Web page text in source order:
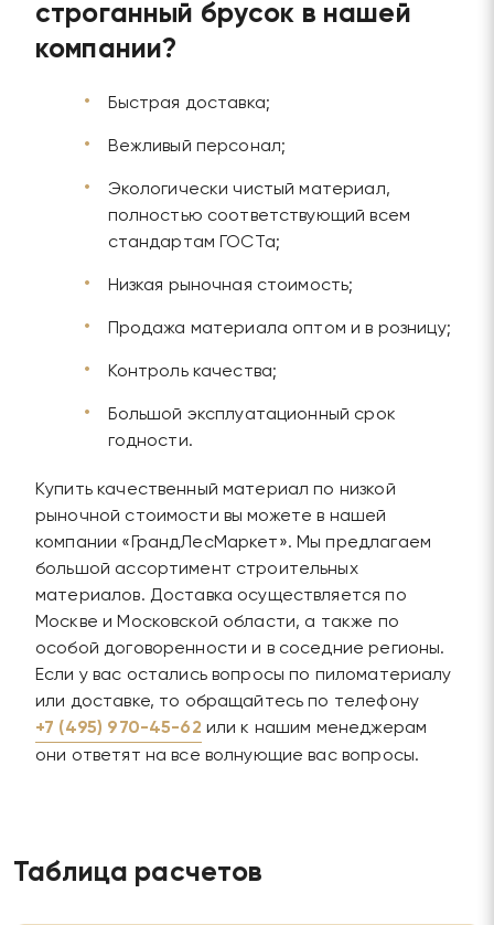
строганный брусок в нашей
компании?
Быстрая доставка;
Вежливый персонал;
Экологически чистый материал,
полностью соответствующий всем
стандартам ГОСТа;
Низкая рыночная стоимость;
Продажа материала оптом и в розницу;
Контроль качества;
Большой эксплуатационный срок
годности.
Купить качественный материал по низкой
рыночной стоимости вы можете в нашей
компании «ГрандЛесМаркет». Мы предлагаем
большой ассортимент строительных
материалов. Доставка осуществляется по
Москве и Московской области, а также по
особой договоренности и в соседние регионы.
Если у вас остались вопросы по пиломатериалу
или доставке, то обращайтесь по телефону
+7 (495) 970-45-62 или к нашим менеджерам
они ответят на все волнующие вас вопросы.
Таблица расчетов